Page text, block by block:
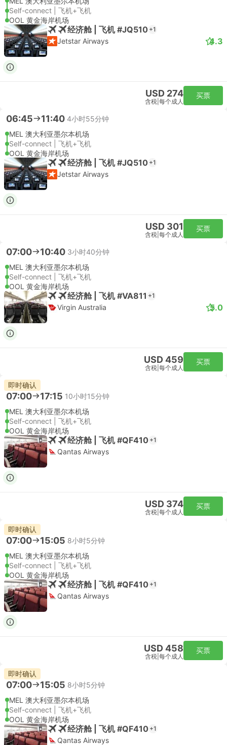
Self-connect | 飞机+飞机
OOL 黄金海岸机场
经济舱 | 飞机 #JQ510 +1
Jetstar Airways 4.3
USD 274
含税 每个成人
买票
06:45 11:40 4小时55分钟
MEL 澳大利亚墨尔本机场
Self-connect | 飞机+飞机
OOL 黄金海岸机场
经济舱 | 飞机 #JQ510 +1
Jetstar Airways
USD 301
含税 每个成人
买票
07:00 10:40 3小时40分钟
MEL 澳大利亚墨尔本机场
Self-connect | 飞机+飞机
OOL 黄金海岸机场
经济舱 | 飞机 #VA811 +1
Virgin Australia 5.0
USD 459
含税 每个成人
买票
即时确认
07:00 17:15 10小时15分钟
MEL 澳大利亚墨尔本机场
Self-connect | 飞机+飞机
OOL 黄金海岸机场
经济舱 | 飞机 #QF410 +1
Qantas Airways
USD 374
含税 每个成人
买票
即时确认
07:00 15:05 8小时5分钟
MEL 澳大利亚墨尔本机场
Self-connect | 飞机+飞机
OOL 黄金海岸机场
经济舱 | 飞机 #QF410 +1
Qantas Airways
USD 458
含税 每个成人
买票
即时确认
07:00 15:05 8小时5分钟
MEL 澳大利亚墨尔本机场
Self-connect | 飞机+飞机
OOL 黄金海岸机场
经济舱 | 飞机 #QF410 +1
Qantas Airways